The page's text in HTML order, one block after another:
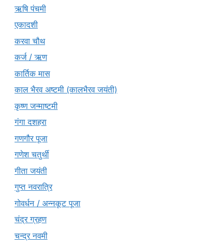
ऋषि पंचमी
एकादशी
करवा चौथ
कर्ज / ऋण
कार्तिक मास
काल भैरव अष्टमी (कालभैरव जयंती)
कृष्ण जन्माष्टमी
गंगा दशहरा
गणगौर पूजा
गणेश चतुर्थी
गीता जयंती
गुप्त नवरात्रि
गोवर्धन / अन्नकूट पूजा
चंद्र ग्रहण
चन्द्र नवमी